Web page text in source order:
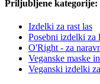
Priljubljene kategorije:
Izdelki za rast las
Posebni izdelki za
O'Right - za
Veganske maske
Veganski izdelki